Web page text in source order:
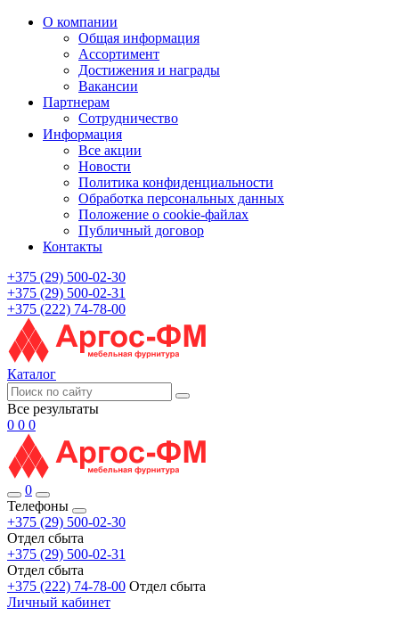
О компании
Общая информация
Ассортимент
Достижения и награды
Вакансии
Партнерам
Сотрудничество
Информация
Все акции
Новости
Политика конфиденциальности
Обработка персональных данных
Положение о cookie-файлах
Публичный договор
Контакты
+375 (29) 500-02-30
+375 (29) 500-02-31
+375 (222) 74-78-00
Каталог
Все результаты
0 0 0
0
Телефоны
+375 (29) 500-02-30
Отдел сбыта
+375 (29) 500-02-31
Отдел сбыта
+375 (222) 74-78-00 Отдел сбыта
Личный кабинет